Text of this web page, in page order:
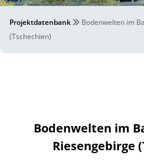
Projektdatenbank
Bodenwelten im
(Tschechien)
Bodenwelten im
Riesengebirge